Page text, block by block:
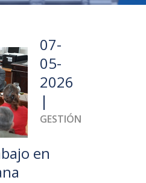
07-
05-
2026
|
GESTIÓN
en